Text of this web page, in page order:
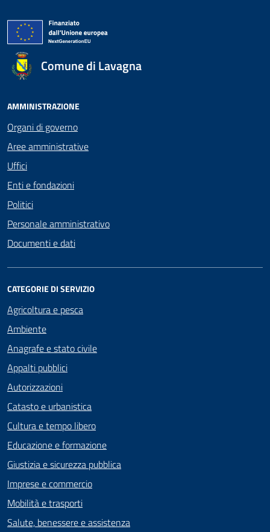
Comune di Lavagna
AMMINISTRAZIONE
Organi di governo
Aree amministrative
Uffici
Enti e fondazioni
Politici
Personale amministrativo
Documenti e dati
CATEGORIE DI SERVIZIO
Agricoltura e pesca
Ambiente
Anagrafe e stato civile
Appalti pubblici
Autorizzazioni
Catasto e urbanistica
Cultura e tempo libero
Educazione e formazione
Giustizia e sicurezza pubblica
Imprese e commercio
Mobilità e trasporti
Salute, benessere e assistenza